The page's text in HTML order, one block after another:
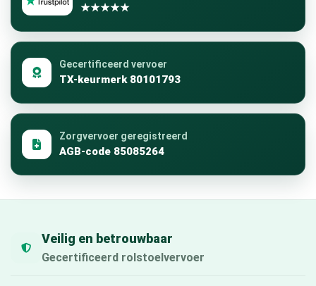
★★★★★
Gecertificeerd vervoer
TX-keurmerk 80101793
Zorgvervoer geregistreerd
AGB-code 85085264
Veilig en betrouwbaar
Gecertificeerd rolstoelvervoer